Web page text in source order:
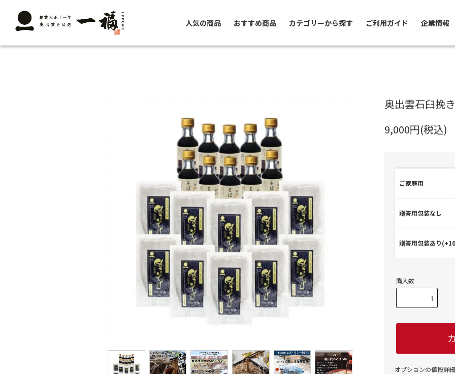
人気の商品 おすすめ商品 カテゴリーから探す ご利用ガイド 企業情報
奥出雲石臼挽
9,000円(税込)
ご家庭用
贈答用包装なし
贈答用包装あり
購入数
オプションの値段詳細